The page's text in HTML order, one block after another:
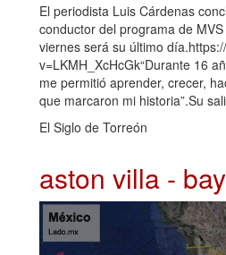
El periodista Luis Cárdenas
conductor del programa de
viernes será su último
v=LKMH_XcHcGk“Durante 16
me permitió aprender, crecer,
que marcaron mi historia”.Su
El Siglo de Torreón
aston villa -